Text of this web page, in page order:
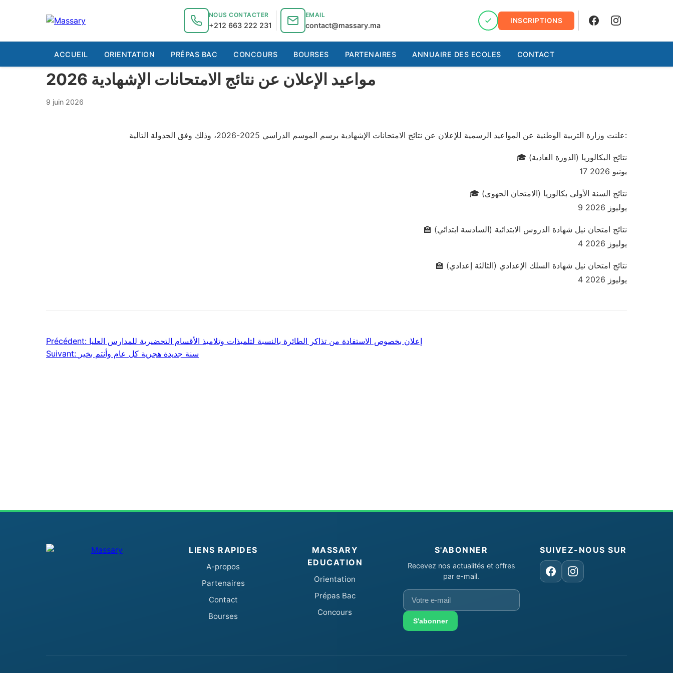
NOUS CONTACTER
+212 663 222 231
EMAIL
contact@massary.ma
INSCRIPTIONS
FacebookInstagram
ACCUEIL ORIENTATION PRÉPAS BAC CONCOURS BOURSES PARTENAIRES ANNUAIRE DES ECOLES CONTACT
مواعيد الإعلان عن نتائج الامتحانات الإشهادية 2026
9 juin 2026
علنت وزارة التربية الوطنية عن المواعيد الرسمية للإعلان عن نتائج الامتحانات الإشهادية برسم الموسم الدراسي 2025-2026، وذلك وفق الجدولة التالية:
🎓 نتائج البكالوريا (الدورة العادية)
17 يونيو 2026
🎓 نتائج السنة الأولى بكالوريا (الامتحان الجهوي)
9 يوليوز 2026
🏫 نتائج امتحان نيل شهادة الدروس الابتدائية (السادسة ابتدائي)
4 يوليوز 2026
🏫 نتائج امتحان نيل شهادة السلك الإعدادي (الثالثة إعدادي)
4 يوليوز 2026
Navigation
Précédent: إعلان بخصوص الاستفادة من تذاكر الطائرة بالنسبة لتلميذات وتلاميذ الأقسام التحضيرية للمدارس العليا
Suivant: سنة جديدة هجرية كل عام وأنتم بخير
LIENS RAPIDES
A-propos
Partenaires
Contact
Bourses
MASSARY
EDUCATION
Orientation
Prépas Bac
Concours
S'ABONNER
Recevez nos actualités et offres
par e-mail.
Votre
e-
mailS'abonner
SUIVEZ-NOUS SUR
FacebookInstagram